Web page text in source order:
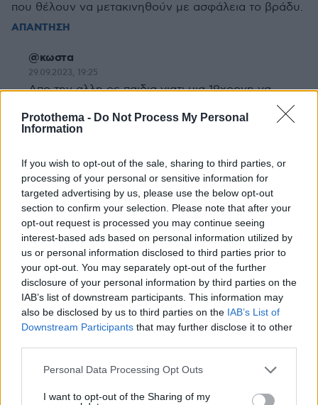
Protothema - Do Not Process My Personal
Information
If you wish to opt-out of the sale, sharing to third parties, or
processing of your personal or sensitive information for
targeted advertising by us, please use the below opt-out
section to confirm your selection. Please note that after your
opt-out request is processed you may continue seeing
interest-based ads based on personal information utilized by
us or personal information disclosed to third parties prior to
your opt-out. You may separately opt-out of the further
disclosure of your personal information by third parties on the
IAB’s list of downstream participants. This information may
also be disclosed by us to third parties on the IAB’s List of
Downstream Participants that may further disclose it to other
Please note that this website/app uses one or more Google
not limited to your visit or usage behaviour. You may click to
Personal Data Processing Opt Outs
I want to opt-out of the Sharing of my
που θέλουν να μετακινηθούν με ασφάλεια το βράδυ.
ΑΠΑΝΤΗΣΗ
@κωστα
29.09.2023, 19:25
Απο την αλλη ρε παιδια γιατι μια 19χρονη να
καταγγειλει εναν οδηγο ταξι για βιασμο χωρις
λογο? Τι θα κερδιζε απο αυτο? Μηπως δεν ειναι
ακριβως ετσι τα πραγματα? Ξερω οτι οι
επαγγελματιες που πασχιζουν για το μεροκαματο,
αλλα μου ετυχαν κι εμενα κα'να δυο "στραβα" στο
παρελθον και δεν ημουν κανενα ξεκωλο. Οχι δεν
μιλαω για βιασμο αλλα για παρενοχληση και με
συμπεριφορα που τα χρειαστηκα μεχρι να φτασω
στο σπιτι. Επισης, σε χωρα του εξωτερικου εχει
συμβει πολλες φορες.
ΑΠΑΝΤΗΣΗ
Ταν
30.09.2023, 05:04
παρθενογεννουσα... η το παιρνει τον βιασμο
της με ... προφυλακτικο πρωτα για να συμβει